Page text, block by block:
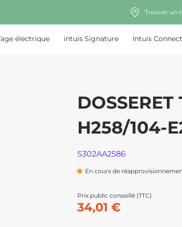
Trouver un
électrique intuis Signature Intuis Connect
DOSSERET
H258/104-
S302AA2586
En cours de
Prix public conseillé (TTC)
34,01 €